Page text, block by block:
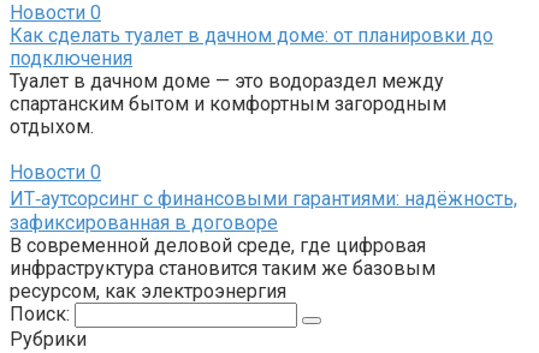
Новости 0
Как сделать туалет в дачном доме: от планировки до
подключения
Туалет в дачном доме — это водораздел между
спартанским бытом и комфортным загородным
отдыхом.
Новости 0
ИТ‑аутсорсинг с финансовыми гарантиями: надёжность,
зафиксированная в договоре
В современной деловой среде, где цифровая
инфраструктура становится таким же базовым
ресурсом, как электроэнергия
Поиск:
Рубрики